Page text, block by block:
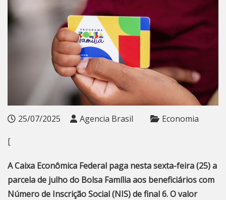
25/07/2025 Agencia Brasil Economia
[
A Caixa Econômica Federal paga nesta sexta-feira (25) a
parcela de julho do Bolsa Família aos beneficiários com
Número de Inscrição Social (NIS) de final 6. O valor